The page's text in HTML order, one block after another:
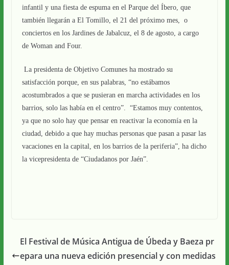
infantil y una fiesta de espuma en el Parque del Íbero, que
también llegarán a El Tomillo, el 21 del próximo mes, o
conciertos en los Jardines de Jabalcuz, el 8 de agosto, a cargo
de Woman and Four.
La presidenta de Objetivo Comunes ha mostrado su
satisfacción porque, en sus palabras, “no estábamos
acostumbrados a que se pusieran en marcha actividades en los
barrios, solo las había en el centro”. “Estamos muy contentos,
ya que no solo hay que pensar en reactivar la economía en la
ciudad, debido a que hay muchas personas que pasan a pasar las
vacaciones en la capital, en los barrios de la periferia”, ha dicho
la vicepresidenta de “Ciudadanos por Jaén”.
El Festival de Música Antigua de Úbeda y Baeza pr
epara una nueva edición presencial y con medidas